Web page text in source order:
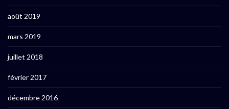
août 2019
mars 2019
juillet 2018
février 2017
décembre 2016